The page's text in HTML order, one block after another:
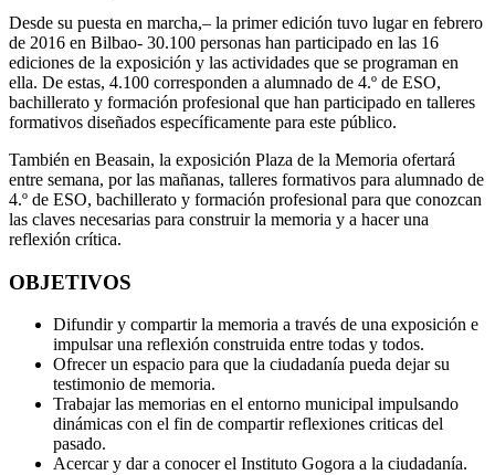
Desde su puesta en marcha,– la primer edición tuvo lugar en febrero
de 2016 en Bilbao- 30.100 personas han participado en las 16
ediciones de la exposición y las actividades que se programan en
ella. De estas, 4.100 corresponden a alumnado de 4.º de ESO,
bachillerato y formación profesional que han participado en talleres
formativos diseñados específicamente para este público.
También en Beasain, la exposición Plaza de la Memoria ofertará
entre semana, por las mañanas, talleres formativos para alumnado de
4.º de ESO, bachillerato y formación profesional para que conozcan
las claves necesarias para construir la memoria y a hacer una
reflexión crítica.
OBJETIVOS
Difundir y compartir la memoria a través de una exposición e
impulsar una reflexión construida entre todas y todos.
Ofrecer un espacio para que la ciudadanía pueda dejar su
testimonio de memoria.
Trabajar las memorias en el entorno municipal impulsando
dinámicas con el fin de compartir reflexiones criticas del
pasado.
Acercar y dar a conocer el Instituto Gogora a la ciudadanía.